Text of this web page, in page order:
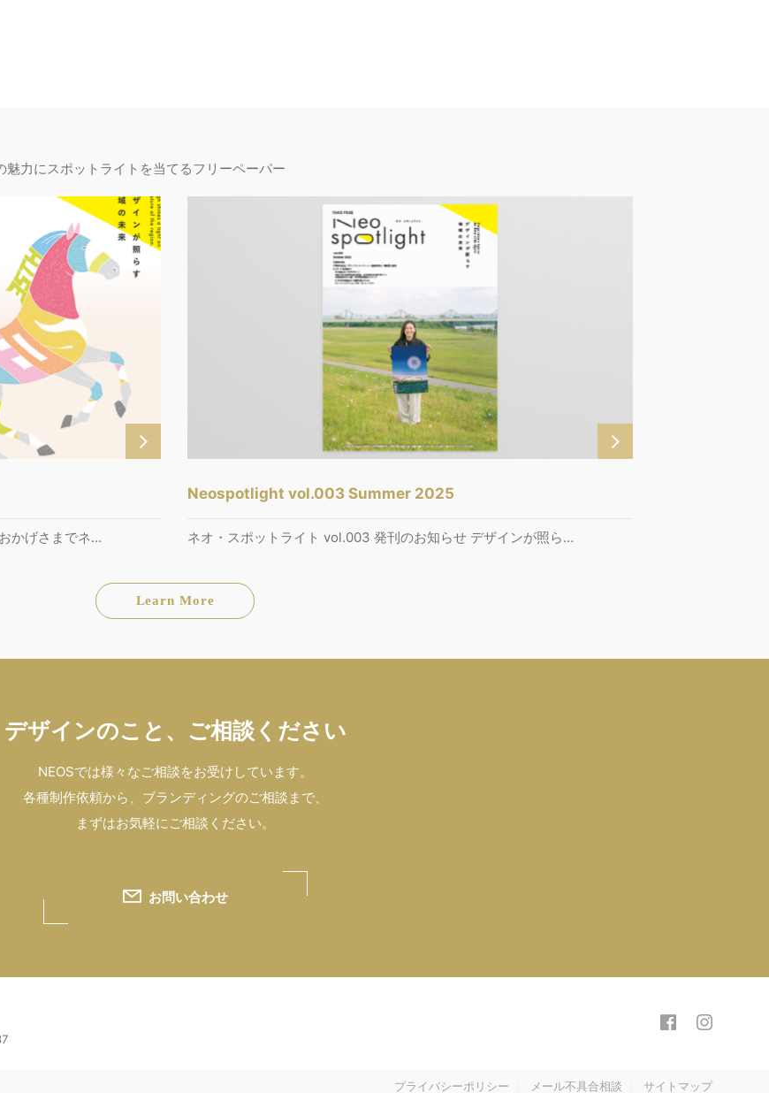
魅力にスポットライトを当てるフリーペーパー
かげさまでネ…
Neospotlight vol.003 Summer 2025
ネオ・スポットライト vol.003 発刊のお知らせ デザインが照ら…
Learn More
デザインのこと、ご相談ください
NEOSでは様々なご相談をお受けしています。
各種制作依頼から、ブランディングのご相談まで、
まずはお気軽にご相談ください。
お問い合わせ
プライバシーポリシー メール不具合相談 サイトマップ